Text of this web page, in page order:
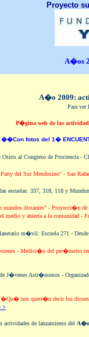
Proyecto
A�os
A�o 2009:
Para
P�gina web de las
��Con fotos del 1�
Osiris al Congreso de Prociencia -
del Sur Mendocino" - San
escuelas: 337, 318, 118 y
mundos distantes" - Proyecci�n
medio y abierta a la comunidad -
m�vil: Escuela 271 -
- Medici�n del per�metro
J�venes Astr�nomos -
nos querr�n decir los
>
actividades de lanzamiento del